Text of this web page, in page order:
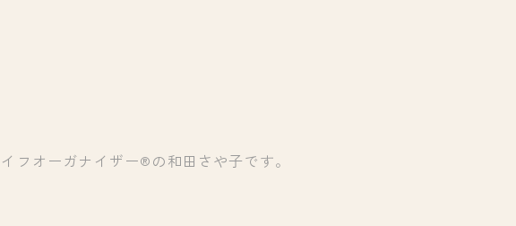
フオーガナイザー®の和田さや子です。